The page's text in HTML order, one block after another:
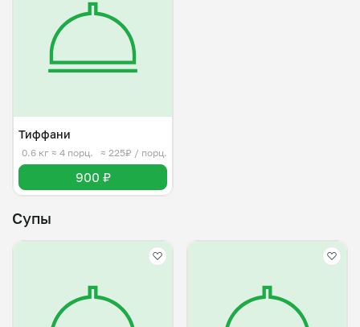
Тиффани
0.6 кг ≈ 4 порц. ≈ 225₽ / порц.
900 ₽
Супы